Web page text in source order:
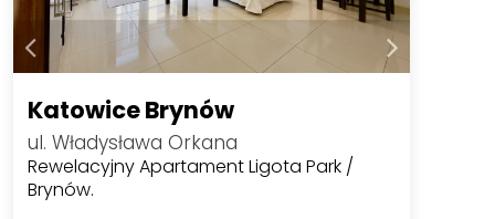
Katowice Brynów
ul. Władysława Orkana
Rewelacyjny Apartament Ligota Park /
Brynów.